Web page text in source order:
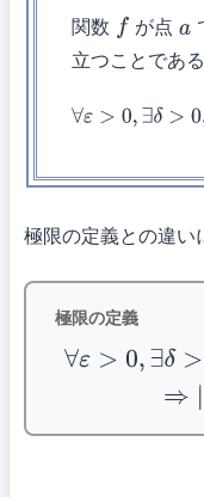
関数 f が点 a
立つことである
∀ε>0,∃δ>0
極限の定義との違い
極限の定義
∀ε>0, ∃δ >0 ∀x
⇒|